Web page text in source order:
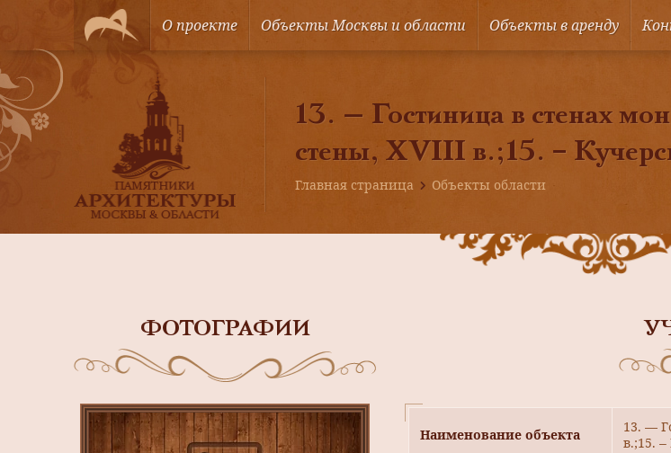
О проекте Объекты Москвы и области Объекты в аренду
13. — Гостиница в стенах
стены, ХVIII в.;15. –
Главная страница Объекты области
ФОТОГРАФИИ
Наименование объекта
13. —
в.;15.